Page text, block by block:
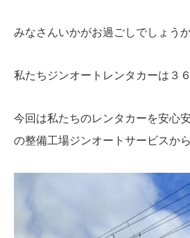
みなさんいかがお過ごしでしょう
私たちジンオートレンタカーは３
今回は私たちのレンタカーを安心
の整備工場ジンオートサービスか